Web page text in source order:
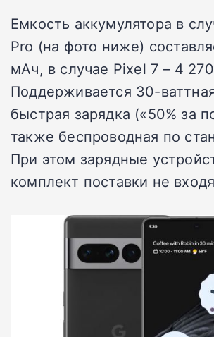
Емкость аккумулятора в
Pro (на фото ниже)
мАч, в случае Pixel 7 – 4
Поддерживается 30-
быстрая зарядка («50% за
также беспроводная по
При этом зарядные
комплект поставки не